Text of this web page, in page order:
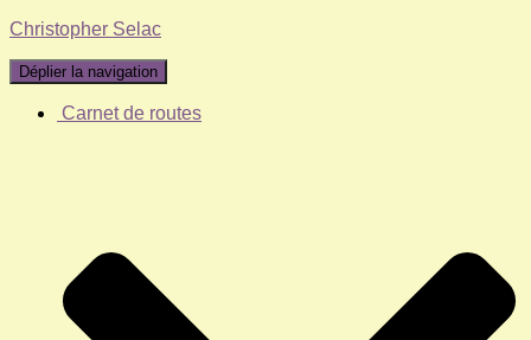
Christopher Selac
Déplier la navigation
Carnet de routes